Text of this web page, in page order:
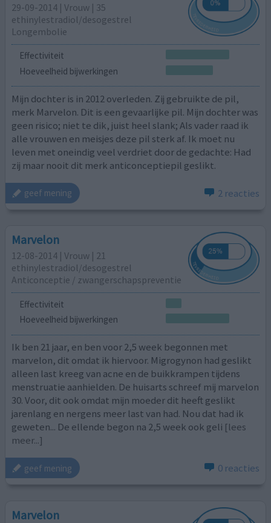
29-09-2014 | Vrouw | 35
ethinylestradiol/desogestrel
Longembolie
Effectiviteit
Hoeveelheid bijwerkingen
Mijn dochter is in 2012 overleden. Zij gebruikte de pil,
merk Marvelon. Dit is een gevaarlijke pil. Mijn dochter was
geen risico; niet te dik, juist heel slank; Als vader raad ik
alle vrouwen en meisjes deze pil sterk af. Ik moet nu
leven met oneindig veel verdriet door de gedachte: Had
zij maar nooit dit merk anticonceptiepil geslikt.
geef mening 2 reacties
Marvelon
12-08-2014 | Vrouw | 21
ethinylestradiol/desogestrel
Anticonceptie / zwangerschapspreventie
Effectiviteit
Hoeveelheid bijwerkingen
Ik ben 21 jaar, en ben voor 2,5 week begonnen met
marvelon, dit omdat ik hiervoor. Migrogynon had geslikt
alleen last kreeg van acne en de buikkrampen tijdens
menstruatie aanhielden. De huisarts schreef mij marvelon
30. Voor, dit ook omdat mijn moeder dit heeft geslikt
jarenlang en nergens meer last van had. Nou dat had ik
geweten... De ellende begon na 2,5 week ook geli [lees
meer...]
geef mening 0 reacties
Marvelon